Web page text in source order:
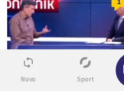
Novo Sport
✕